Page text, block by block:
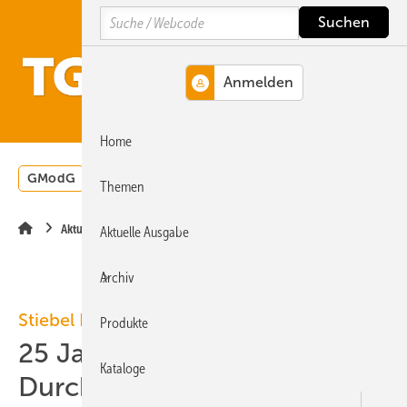
Hauptinhalt
Hauptmenü
SiteSearch
GModG Wärmepumpe
Aktuelle Meldung
Stiebel Eltron
25 Jahre vollelektronische
Durchlauferhitzer
Search
Home
Themen
Aktuelle Ausgabe
Archiv
Produkte
Kataloge